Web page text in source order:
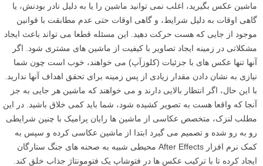
ماشین عکس بگیرید، اغلب نمی توانید ماشین را یا به دلیل نادر بودنش، یا
گاهی اوقات به دلیل شرایط، و گاهی اوقات حتی عدم مطابقت با قوانین
موجود از جایی که هست حرکت دهید. این مسئله قطعا می تواند باعث ایجاد
مشکلاتی در زمینه ایجاد تصاویر با کیفیت از ماشین های مشتری شود. اگر
آنها تنها عکس های با جزئیات (کلوزآپ) می خواهند، خوب است چون شما
نیازی به نشان دادن مقدار زیادی از پس زمینه برای تحقق اهداف آنها ندارید.
با این حال، اگر انتظار بالایی دارند و می خواهند که ماشین هر جایی به جز
آنجا که واقعا هست به تصویر کشیده شود، شما باید کمی خلاق باشید. در این
مطلب لنزک، متخصص عکاسی از ماشین ها رایان پرامیک با چنین شرایطی
رو به رو شده و تصمیم می گیرد ابتدا از ماشین عکاسی کرده و سپس به
کمک نرم افزار After Effects محیطی شبیه به صحنه های جنگ ستارگان
ایجاد کرده تا با ترکیب عکس ها در فتوشاپ یک فتومونتاژ جذاب خلق کند.